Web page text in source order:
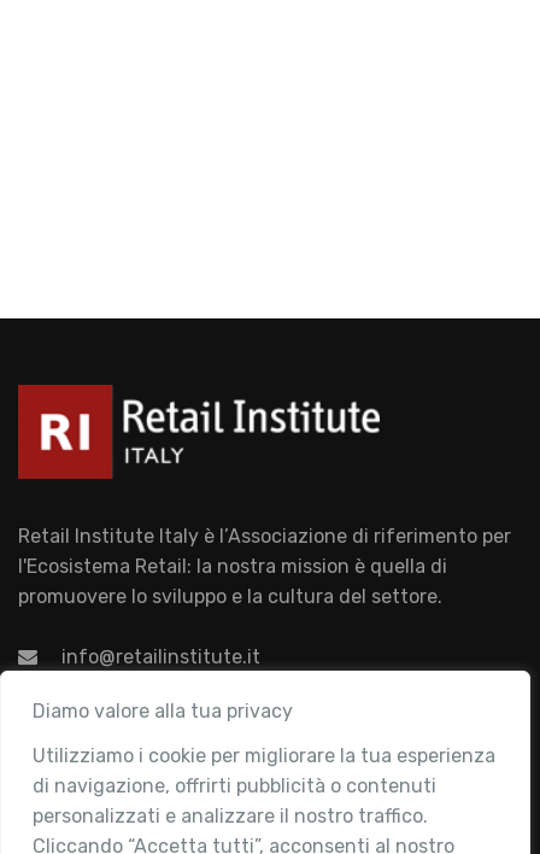
Diamo valore alla tua privacy
Utilizziamo i cookie per migliorare la tua esperienza
di navigazione, offrirti pubblicità o contenuti
personalizzati e analizzare il nostro traffico.
Cliccando “Accetta tutti”, acconsenti al nostro
Retail Institute Italy è l’Associazione di riferimento per
l'Ecosistema Retail: la nostra mission è quella di
promuovere lo sviluppo e la cultura del settore.
info@retailinstitute.it
Associazione
Chi siamo
Attività
Contatti